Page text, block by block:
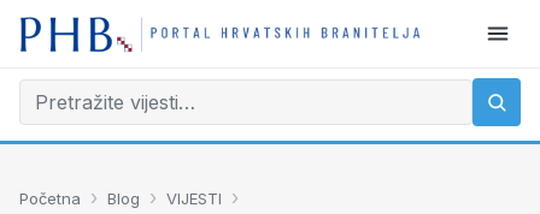
Početna › Blog › VIJESTI ›